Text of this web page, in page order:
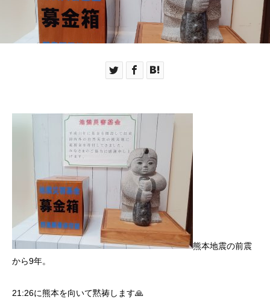
熊本地震の前震
から9年。
21:26に熊本を向いて黙祷します🙏